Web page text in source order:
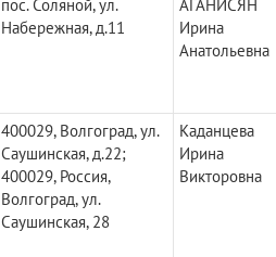
пос. Соляной, ул.
Набережная, д.11
АГАНИСЯН
Ирина
Анатольевна
400029, Волгоград, ул.
Саушинская, д.22;
400029, Россия,
Волгоград, ул.
Саушинская, 28
Каданцева
Ирина
Викторовна